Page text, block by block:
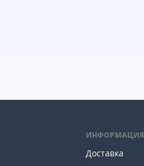
ИНФОРМАЦИЯ
Доставка